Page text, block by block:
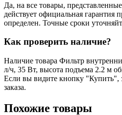
Да, на все товары,
действует официальная гарантия
определен. Точные сроки
Как проверить наличие?
Наличие товара Фильтр
л/ч, 35 Вт, высота подъема 2.2 м
Если вы видите кнопку "Купить",
заказа.
Похожие товары